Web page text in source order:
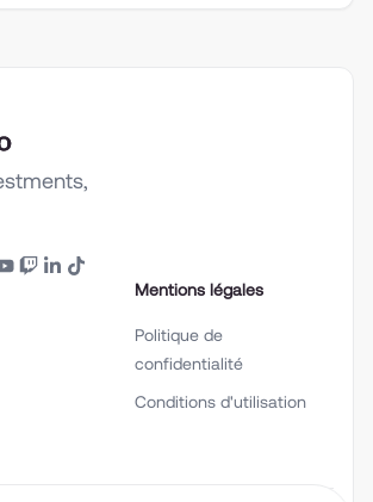
Mentions légales
Politique de
confidentialité
Conditions d'utilisation